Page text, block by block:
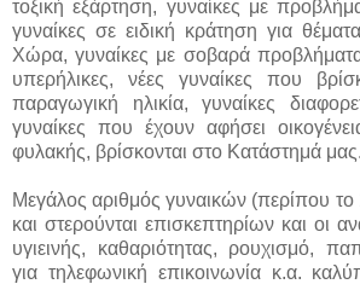
τοξική εξάρτηση, γυναίκες με
γυναίκες σε ειδική κράτηση για
Χώρα, γυναίκες με σοβαρά
υπερήλικες, νέες γυναίκες που
παραγωγική ηλικία, γυναίκες
γυναίκες που έχουν αφήσει
φυλακής, βρίσκονται στο Κατάστημά μας.
Μεγάλος αριθμός γυναικών (περίπου το
και στερούνται επισκεπτηρίων και οι
υγιεινής, καθαριότητας, ρουχισμό,
για τηλεφωνική επικοινωνία κ.α.